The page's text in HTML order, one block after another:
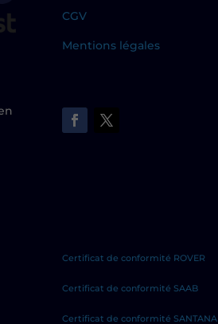
CGV
Mentions légales
Certificat de conformité ROVER
Certificat de conformité SAAB
Certificat de conformité SANTANA